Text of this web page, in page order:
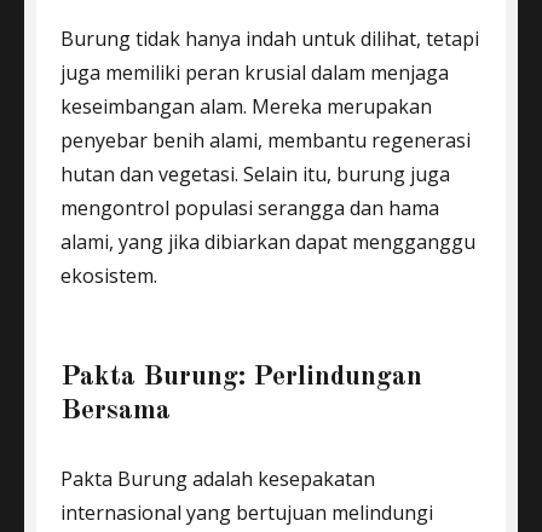
Burung tidak hanya indah untuk dilihat, tetapi
juga memiliki peran krusial dalam menjaga
keseimbangan alam. Mereka merupakan
penyebar benih alami, membantu regenerasi
hutan dan vegetasi. Selain itu, burung juga
mengontrol populasi serangga dan hama
alami, yang jika dibiarkan dapat mengganggu
ekosistem.
Pakta Burung: Perlindungan
Bersama
Pakta Burung adalah kesepakatan
internasional yang bertujuan melindungi